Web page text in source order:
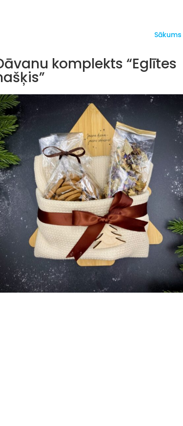
Sākums
komplekts “Eglītes